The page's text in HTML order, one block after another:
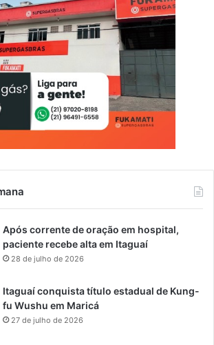
Após corrente de oração em hospital,
paciente recebe alta em Itaguaí
28 de julho de 2026
Itaguaí conquista título estadual de Kung-
fu Wushu em Maricá
27 de julho de 2026